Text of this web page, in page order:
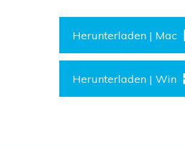
Herunterladen | Mac
Herunterladen | Win